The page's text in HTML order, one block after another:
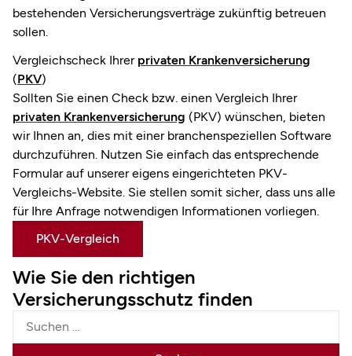
bestehenden Versicherungsverträge zukünftig betreuen
sollen.
Vergleichscheck Ihrer privaten Krankenversicherung
(PKV)
Sollten Sie einen Check bzw. einen Vergleich Ihrer
privaten Krankenversicherung (PKV) wünschen, bieten
wir Ihnen an, dies mit einer branchenspeziellen Software
durchzuführen. Nutzen Sie einfach das entsprechende
Formular auf unserer eigens eingerichteten PKV-
Vergleichs-Website. Sie stellen somit sicher, dass uns alle
für Ihre Anfrage notwendigen Informationen vorliegen.
PKV-Vergleich
Wie Sie den richtigen
Versicherungsschutz finden